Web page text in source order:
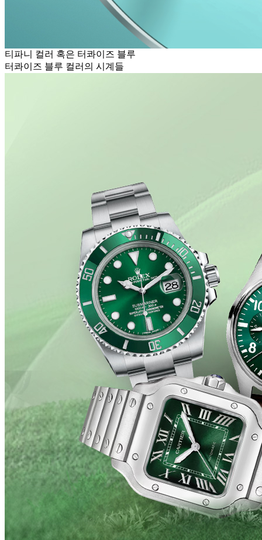
티파니 컬러 혹은 터콰이즈 블루
터콰이즈 블루 컬러의 시계들